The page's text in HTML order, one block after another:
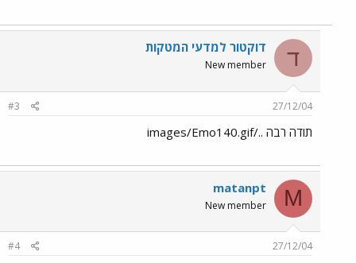
ד דוקטור למדעי המטקות
New member
27/12/04
#3
תודה רבה ../images/Emo140.gif
M
matanpt
New member
27/12/04
#4